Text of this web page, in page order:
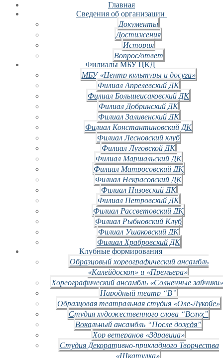
Главная
Сведения об организации
Документы
Достижения
История
Вопрос/ответ
Филиалы МБУ ЦКД
МБУ «Центр культуры и досуга»
Филиал Апрелевский ДК
Филиал Большеисаковский ДК
Филиал Добринский ДК
Филиал Заливенский ДК
Филиал Константиновский ДК
Филиал Лесновский клуб
Филиал Луговской ДК
Филиал Маршальский ДК
Филиал Матросовский ДК
Филиал Некрасовский ДК
Филиал Низовский ДК
Филиал Петровский ДК
Филиал Рассветовский ДК
Филиал Рыбновский Клуб
Филиал Ушаковский ДК
Филиал Храбровский ДК
Клубные формирования
Образцовый хореографический ансамбль
«Калейдоскоп» и «Премьера»
Хореографический ансамбль «Солнечные
Народный театр “В”
Образцовая театральная студия «Оле-Лукойе»
Студия художественного слова “Вслух”
Вокальный ансамбль “После дождя”
Хор ветеранов «Здравица»
Студия Декоративно-прикладного Творчества
«Шкатулка»